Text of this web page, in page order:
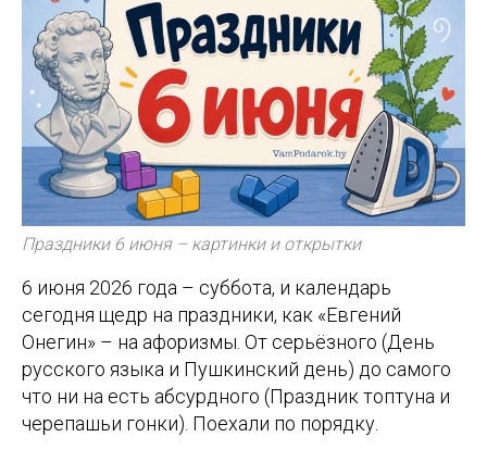
Праздники 6 июня – картинки и открытки
6 июня 2026 года – суббота, и календарь
сегодня щедр на праздники, как «Евгений
Онегин» – на афоризмы. От серьёзного (День
русского языка и Пушкинский день) до самого
что ни на есть абсурдного (Праздник топтуна и
черепашьи гонки). Поехали по порядку.